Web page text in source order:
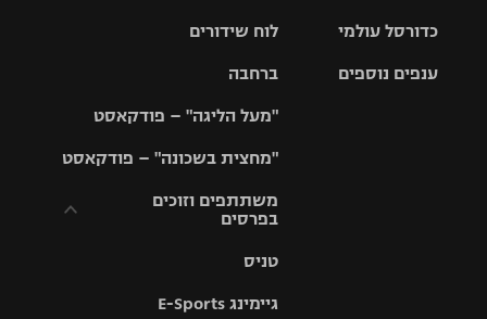
לוח שידורים
ברחבה
"מעל הליגה" – פודקאסט
"מחצית בשכונה" – פודקאסט
משתתפים וזוכים
בפרסים
וזוכים בפרסים
טניס
גיימינג E-Sports
גביע הטוטו
האלופות
ליגה
סל
כדורסל עולמי
ענפים נוספים